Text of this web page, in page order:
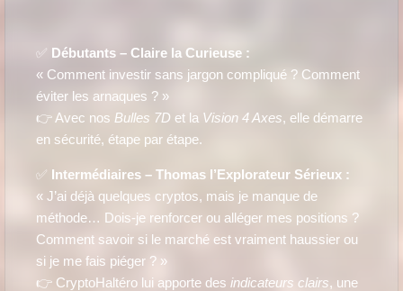
✅ Débutants – Claire la Curieuse :
« Comment investir sans jargon compliqué ? Comment
éviter les arnaques ? »
👉 Avec nos Bulles 7D et la Vision 4 Axes, elle démarre
en sécurité, étape par étape.
✅ Intermédiaires – Thomas l’Explorateur Sérieux :
« J’ai déjà quelques cryptos, mais je manque de
méthode… Dois-je renforcer ou alléger mes positions ?
Comment savoir si le marché est vraiment haussier ou
si je me fais piéger ? »
👉 CryptoHaltéro lui apporte des indicateurs clairs, une